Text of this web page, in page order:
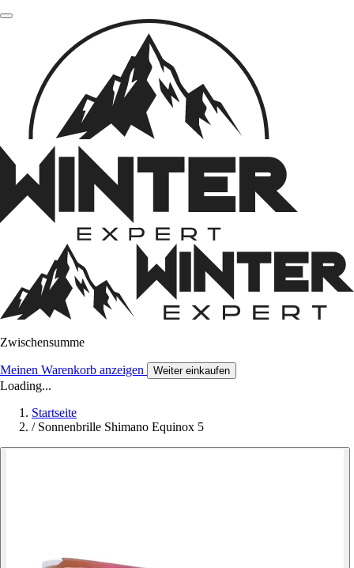
Zwischensumme
Meinen Warenkorb anzeigen Weiter einkaufen
Loading...
Startseite
/ Sonnenbrille Shimano Equinox 5